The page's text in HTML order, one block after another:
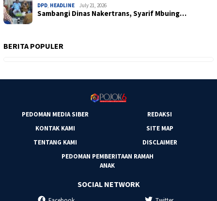
DPD, HEADLINE July 21, 2026
Sambangi Dinas Nakertrans, Syarif Mbuing…
BERITA POPULER
PEDOMAN MEDIA SIBER
REDAKSI
KONTAK KAMI
SITE MAP
TENTANG KAMI
DISCLAIMER
PEDOMAN PEMBERITAAN RAMAH
ANAK
SOCIAL NETWORK